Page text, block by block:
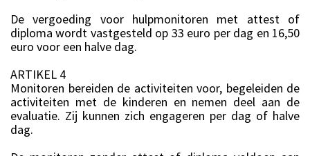
De vergoeding voor hulpmonitoren met attest of
diploma wordt vastgesteld op 33 euro per dag en 16,50
euro voor een halve dag.
ARTIKEL 4
Monitoren bereiden de activiteiten voor, begeleiden de
activiteiten met de kinderen en nemen deel aan de
evaluatie. Zij kunnen zich engageren per dag of halve
dag.